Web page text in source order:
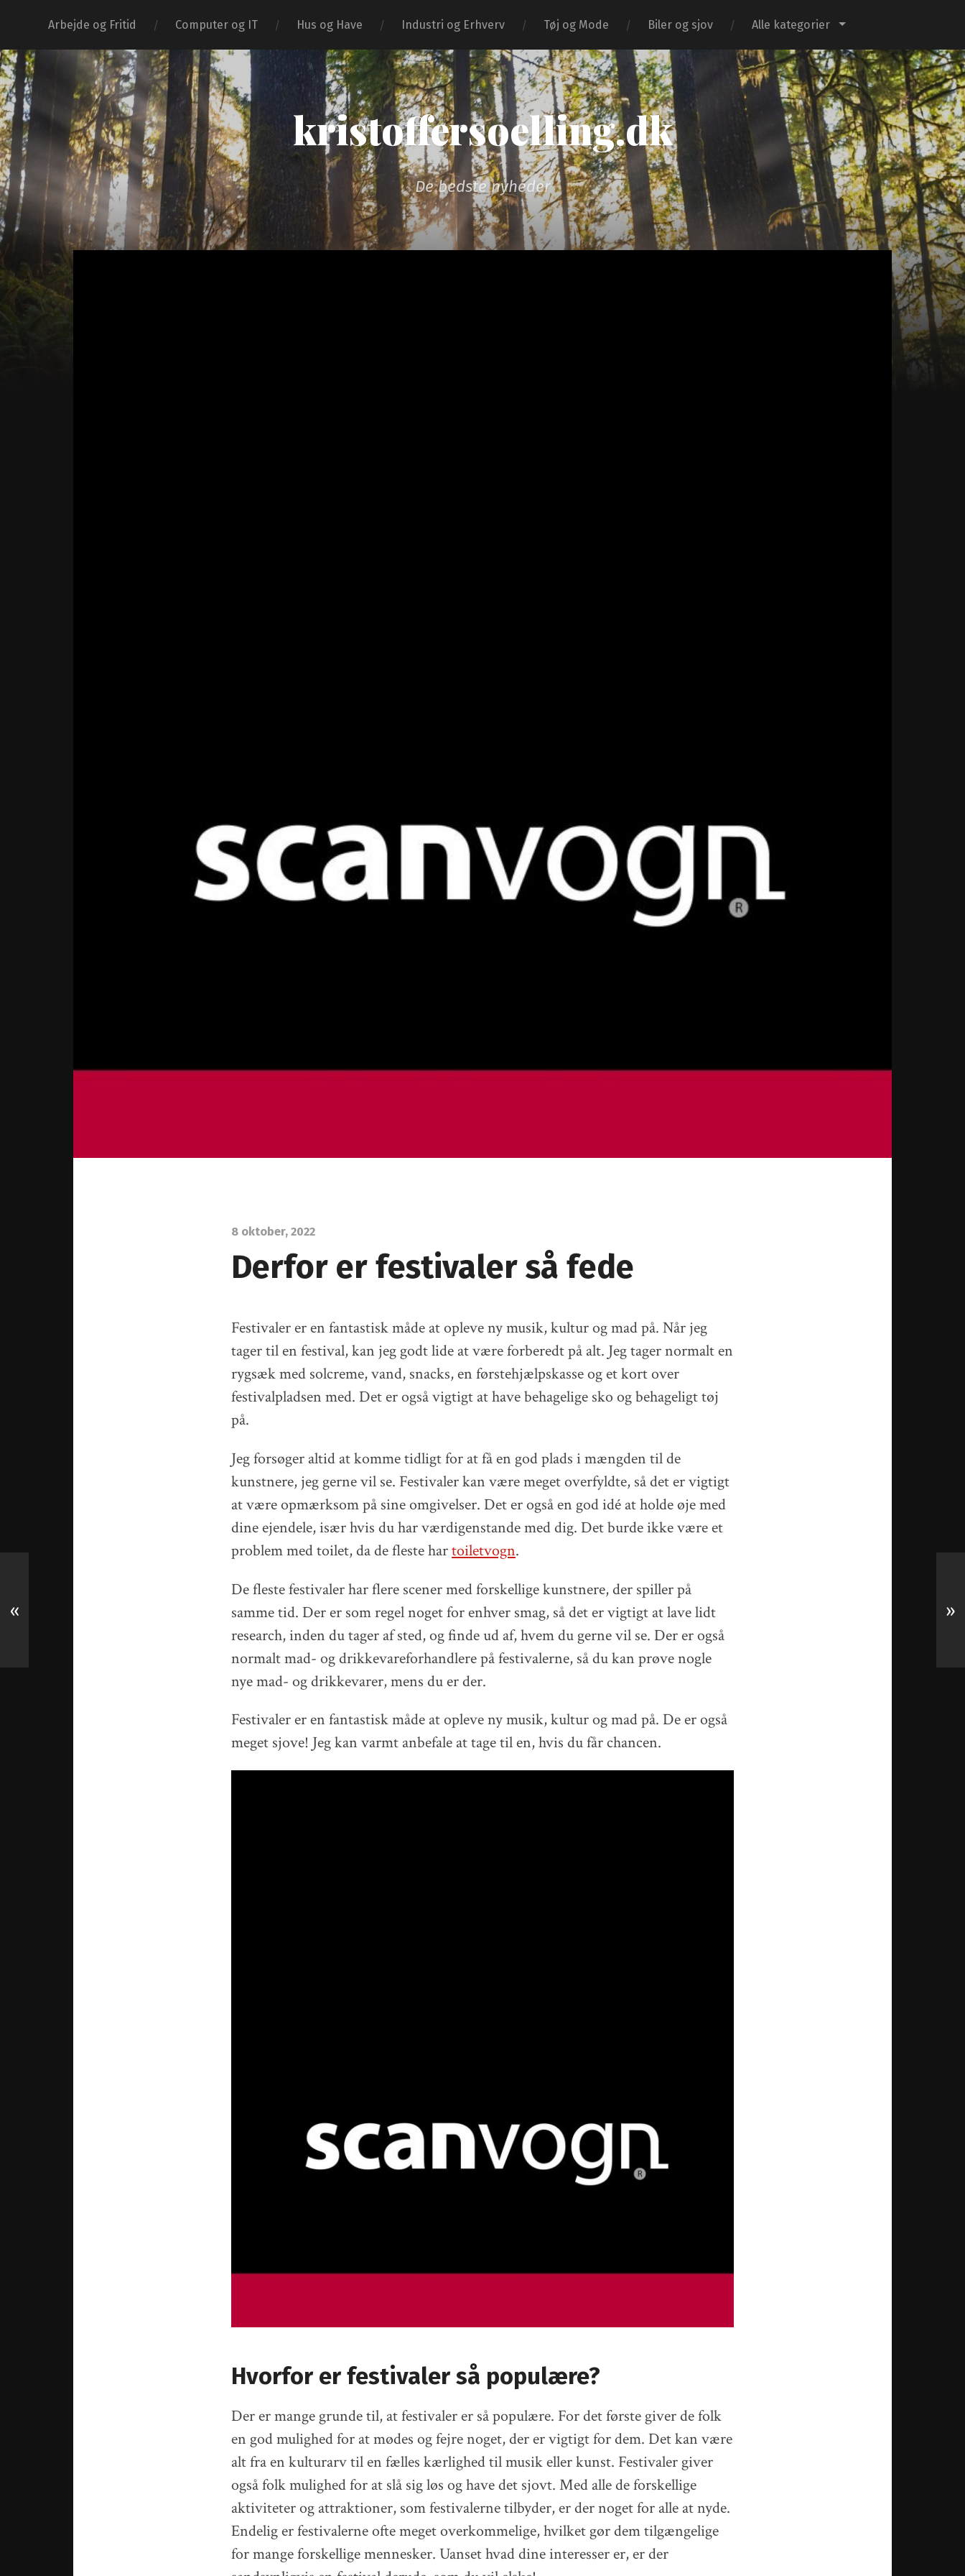
Arbejde og Fritid Computer og IT Hus og Have Industri og Erhverv Tøj og Mode Biler og sjov Alle kategorier
kristoffersoelling.dk
De bedste nyheder
8 oktober, 2022
Derfor er festivaler så fede
Festivaler er en fantastisk måde at opleve ny musik, kultur og mad på. Når jeg
tager til en festival, kan jeg godt lide at være forberedt på alt. Jeg tager normalt en
rygsæk med solcreme, vand, snacks, en førstehjælpskasse og et kort over
festivalpladsen med. Det er også vigtigt at have behagelige sko og behageligt tøj
på.
Jeg forsøger altid at komme tidligt for at få en god plads i mængden til de
kunstnere, jeg gerne vil se. Festivaler kan være meget overfyldte, så det er vigtigt
at være opmærksom på sine omgivelser. Det er også en god idé at holde øje med
dine ejendele, især hvis du har værdigenstande med dig. Det burde ikke være et
problem med toilet, da de fleste hartoiletvogn.
De fleste festivaler har flere scener med forskellige kunstnere, der spiller på
samme tid. Der er som regel noget for enhver smag, så det er vigtigt at lave lidt
research, inden du tager af sted, og finde ud af, hvem du gerne vil se. Der er også
normalt mad- og drikkevareforhandlere på festivalerne, så du kan prøve nogle
nye mad- og drikkevarer, mens du er der.
Festivaler er en fantastisk måde at opleve ny musik, kultur og mad på. De er også
meget sjove! Jeg kan varmt anbefale at tage til en, hvis du får chancen.
Hvorfor er festivaler så populære?
Der er mange grunde til, at festivaler er så populære. For det første giver de folk
en god mulighed for at mødes og fejre noget, der er vigtigt for dem. Det kan være
alt fra en kulturarv til en fælles kærlighed til musik eller kunst. Festivaler giver
også folk mulighed for at slå sig løs og have det sjovt. Med alle de forskellige
aktiviteter og attraktioner, som festivalerne tilbyder, er der noget for alle at nyde.
Endelig er festivalerne ofte meget overkommelige, hvilket gør dem tilgængelige
for mange forskellige mennesker. Uanset hvad dine interesser er, er der
« »